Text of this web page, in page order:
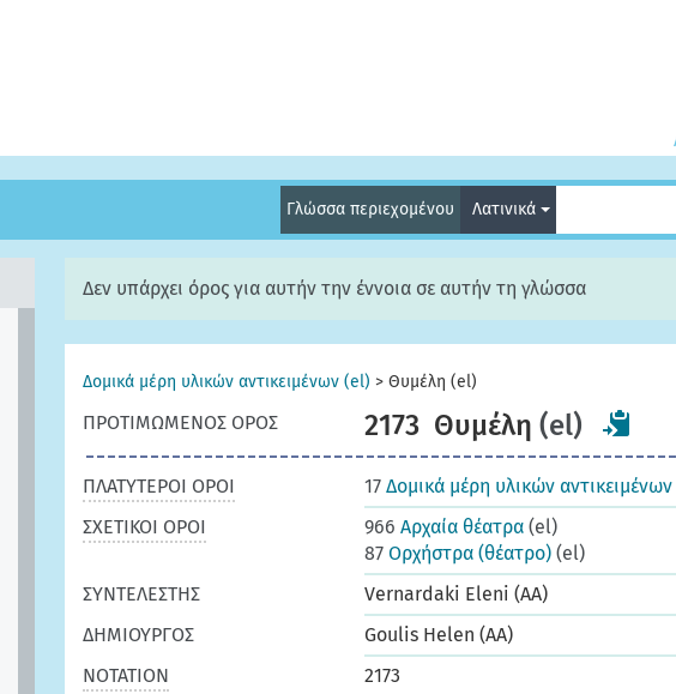
Γλώσσα περιεχομένου Λατινικά
Δεν υπάρχει όρος για αυτήν την έννοια σε αυτήν τη γλώσσα
Δομικά μέρη υλικών αντικειμένων (el) > Θυμέλη (el)
ΠΡΟΤΙΜΩΜΕΝΟΣ ΟΡΟΣ 2173 Θυμέλη (el)
ΠΛΑΤΥΤΕΡΟΙ ΟΡΟΙ 17 Δομικά μέρη υλικών αντικειμένων
ΣΧΕΤΙΚΟΙ ΟΡΟΙ
966 Αρχαία θέατρα (el)
87 Ορχήστρα (θέατρο) (el)
ΣΥΝΤΕΛΕΣΤΗΣ
Vernardaki Eleni (AA)
ΔΗΜΙΟΥΡΓΟΣ
Goulis Helen (AA)
ΝΟΤΑΤΙΟΝ
2173